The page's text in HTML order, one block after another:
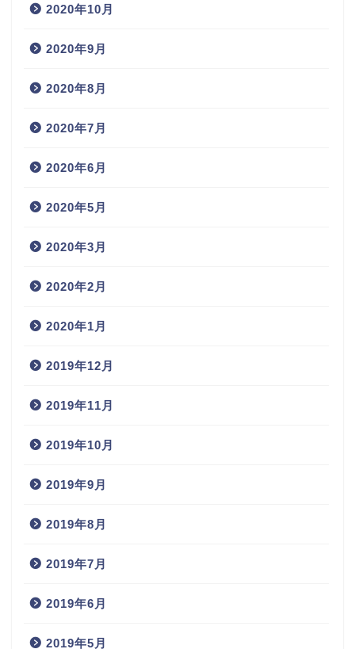
2020年10月
2020年9月
2020年8月
2020年7月
2020年6月
2020年5月
2020年3月
2020年2月
2020年1月
2019年12月
2019年11月
2019年10月
2019年9月
2019年8月
2019年7月
2019年6月
2019年5月